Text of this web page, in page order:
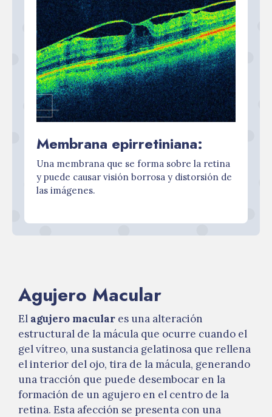
Membrana epirretiniana:
Una membrana que se forma sobre la retina
y puede causar visión borrosa y distorsión de
las imágenes.
Agujero Macular
El agujero macular es una alteración
estructural de la mácula que ocurre cuando el
gel vítreo, una sustancia gelatinosa que rellena
el interior del ojo, tira de la mácula, generando
una tracción que puede desembocar en la
formación de un agujero en el centro de la
retina. Esta afección se presenta con una